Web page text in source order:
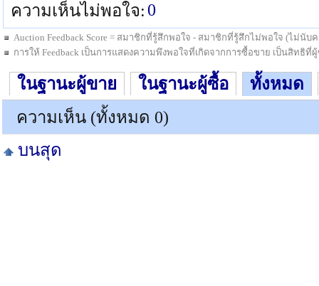
ความเห็นไม่พอใจ: 0
Auction Feedback Score = สมาชิกที่รู้สึกพอใจ - สมาชิกที่รู้สึกไม่พอใจ (ไม่นั
การให้ Feedback เป็นการแสดงความพึงพอใจที่เกิดจากการซื้อขาย เป็นสิทธิ
ในฐานะผู้ขาย ในฐานะผู้ซื้อ
ทั้งหมด
ความเห็น (ทั้งหมด 0)
บนสุด